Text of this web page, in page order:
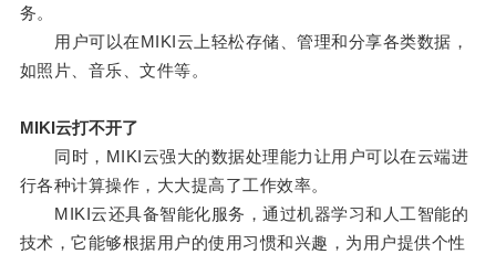
务。
用户可以在MIKI云上轻松存储、管理和分享各类数据，
如照片、音乐、文件等。
MIKI云打不开了
同时，MIKI云强大的数据处理能力让用户可以在云端进
行各种计算操作，大大提高了工作效率。
MIKI云还具备智能化服务，通过机器学习和人工智能的
技术，它能够根据用户的使用习惯和兴趣，为用户提供个性